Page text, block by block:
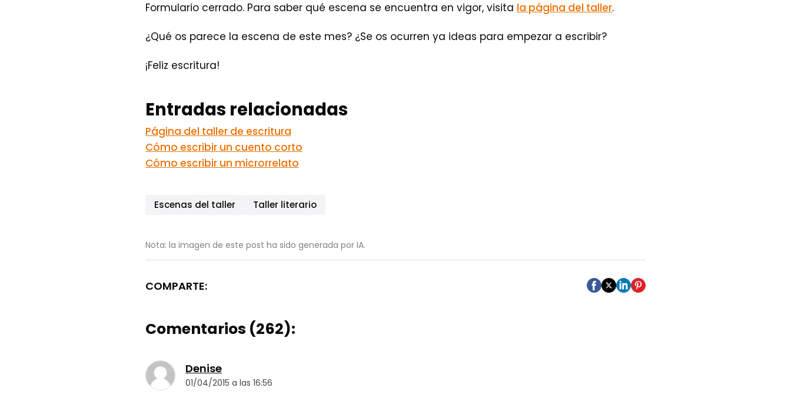
Formulario cerrado. Para saber qué escena se encuentra en vigor, visita la página del taller.
¿Qué os parece la escena de este mes? ¿Se os ocurren ya ideas para empezar a escribir?
¡Feliz escritura!
Entradas relacionadas
Página del taller de escritura
Cómo escribir un cuento corto
Cómo escribir un microrrelato
Escenas del taller Taller literario
Nota: la imagen de este post ha sido generada por IA.
COMPARTE:
Comentarios (262):
Denise
01/04/2015 a las 16:56